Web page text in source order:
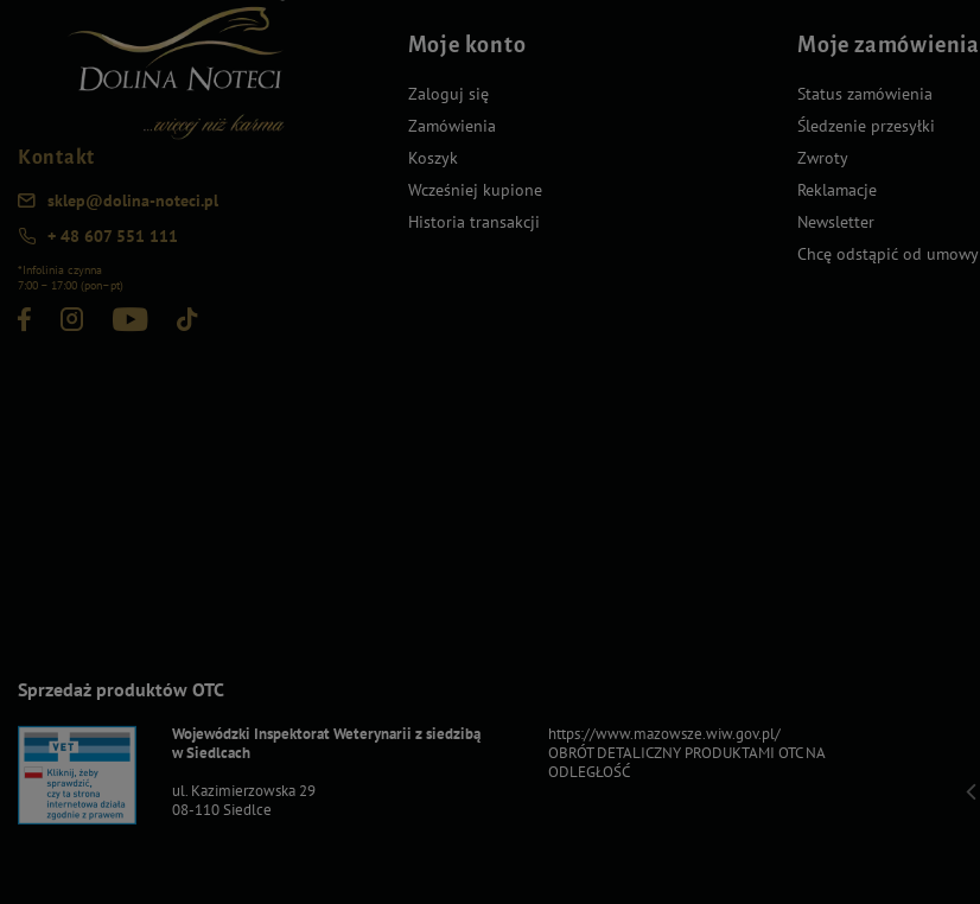
Kontakt
sklep@dolina-noteci.pl
+ 48 607 551 111
*Infolinia czynna
7:00 – 17:00 (pon–pt)
Moje konto
Zaloguj się
Zamówienia
Koszyk
Wcześniej kupione
Historia transakcji
Moje zamówienia
Status zamówienia
Śledzenie przesyłki
Zwroty
Reklamacje
Newsletter
Chcę odstąpić od umowy
Sprzedaż produktów OTC
Wojewódzki Inspektorat Weterynarii z siedzibą
w Siedlcach
ul. Kazimierzowska 29
08-110 Siedlce
https://www.mazowsze.wiw.gov.pl/
OBRÓT DETALICZNY PRODUKTAMI OTC NA
ODLEGŁOŚĆ